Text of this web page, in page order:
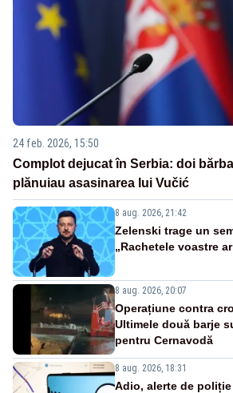
24 feb. 2026, 15:50
Complot dejucat în Serbia: doi
plănuiau asasinarea lui Vučić
8 aug. 2026, 21:42
Zelenski trage un
„Rachetele voastre
8 aug. 2026, 20:07
Operațiune contra
Ultimele două barje
pentru Cernavodă
8 aug. 2026, 18:31
Adio, alerte de poliție